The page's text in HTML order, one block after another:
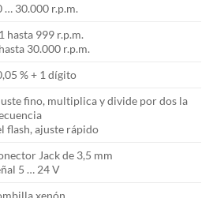
… 30.000 r.p.m.
hasta 999 r.p.m.
30.000 r.p.m.
% + 1 dígito
fino, multiplica y divide por dos la
flash, ajuste rápido
Jack de 3,5 mm
5 … 24 V
xenón